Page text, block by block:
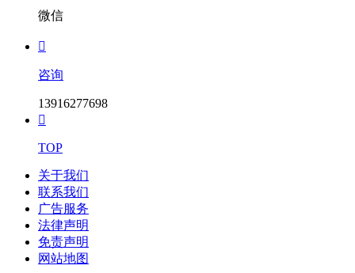
微信

咨询
13916277698

TOP
关于我们
联系我们
广告服务
法律声明
免责声明
网站地图